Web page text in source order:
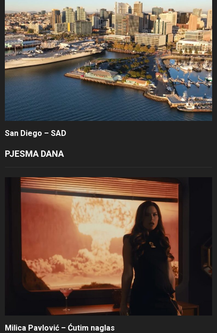
San Diego – SAD
PJESMA DANA
Milica Pavlović – Ćutim naglas